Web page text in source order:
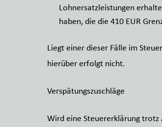
Lohnersatzleistungen
haben, die die 410 EUR
Liegt einer dieser Fälle im
hierüber erfolgt nicht.
Verspätungszuschläge
Wird eine Steuererklärung trotz